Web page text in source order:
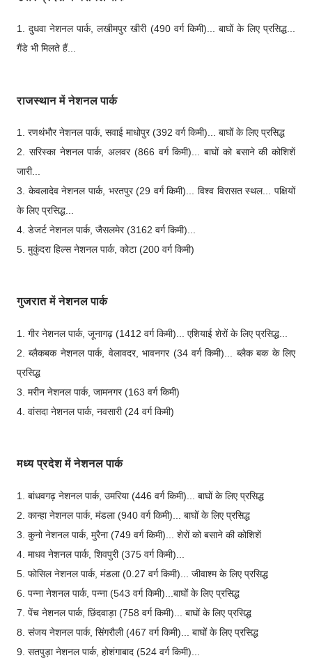
1. दुधवा नेशनल पार्क, लखीमपुर खीरी (490 वर्ग किमी)... बाघों के लिए प्रसिद्ध...
गैंडे भी मिलते हैं...
राजस्थान में नेशनल पार्क
1. रणथंभौर नेशनल पार्क, सवाई माधोपुर (392 वर्ग किमी)... बाघों के लिए प्रसिद्ध
2. सरिस्का नेशनल पार्क, अलवर (866 वर्ग किमी)... बाघों को बसाने की कोशिशें
जारी...
3. केवलादेव नेशनल पार्क, भरतपुर (29 वर्ग किमी)... विश्व विरासत स्थल... पक्षियों
के लिए प्रसिद्ध...
4. डेजर्ट नेशनल पार्क, जैसलमेर (3162 वर्ग किमी)...
5. मुकुंदरा हिल्स नेशनल पार्क, कोटा (200 वर्ग किमी)
गुजरात में नेशनल पार्क
1. गीर नेशनल पार्क, जूनागढ़ (1412 वर्ग किमी)... एशियाई शेरों के लिए प्रसिद्ध...
2. ब्लैकबक नेशनल पार्क, वेलावदर, भावनगर (34 वर्ग किमी)... ब्लैक बक के लिए
प्रसिद्ध
3. मरीन नेशनल पार्क, जामनगर (163 वर्ग किमी)
4. वांसदा नेशनल पार्क, नवसारी (24 वर्ग किमी)
मध्य प्रदेश में नेशनल पार्क
1. बांधवगढ़ नेशनल पार्क, उमरिया (446 वर्ग किमी)... बाघों के लिए प्रसिद्ध
2. कान्हा नेशनल पार्क, मंडला (940 वर्ग किमी)... बाघों के लिए प्रसिद्ध
3. कुनो नेशनल पार्क, मुरैना (749 वर्ग किमी)... शेरों को बसाने की कोशिशें
4. माधव नेशनल पार्क, शिवपुरी (375 वर्ग किमी)...
5. फोसिल नेशनल पार्क, मंडला (0.27 वर्ग किमी)... जीवाश्म के लिए प्रसिद्ध
6. पन्ना नेशनल पार्क, पन्ना (543 वर्ग किमी)...बाघों के लिए प्रसिद्ध
7. पेंच नेशनल पार्क, छिंदवाड़ा (758 वर्ग किमी)... बाघों के लिए प्रसिद्ध
8. संजय नेशनल पार्क, सिंगरौली (467 वर्ग किमी)... बाघों के लिए प्रसिद्ध
9. सतपुड़ा नेशनल पार्क, होशंगाबाद (524 वर्ग किमी)...